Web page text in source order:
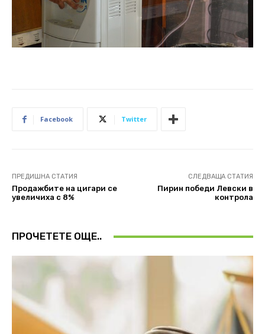
Facebook Twitter
ПРЕДИШНА СТАТИЯ
Продажбите на цигари се
увеличиха с 8%
СЛЕДВАЩА СТАТИЯ
Пирин победи Левски в
контрола
ПРОЧЕТЕТЕ ОЩЕ..